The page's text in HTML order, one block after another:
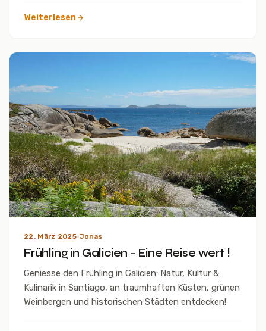
Weiterlesen
22. März 2025·Jonas
Frühling in Galicien - Eine Reise wert !
Geniesse den Frühling in Galicien: Natur, Kultur &
Kulinarik in Santiago, an traumhaften Küsten, grünen
Weinbergen und historischen Städten entdecken!